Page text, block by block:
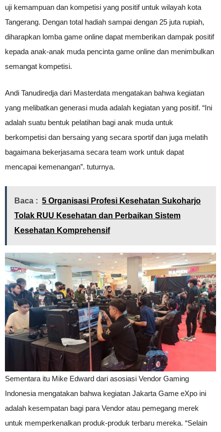
uji kemampuan dan kompetisi yang positif untuk wilayah kota
Tangerang. Dengan total hadiah sampai dengan 25 juta rupiah,
diharapkan lomba game online dapat memberikan dampak positif
kepada anak-anak muda pencinta game online dan menimbulkan
semangat kompetisi.
Andi Tanudiredja dari Masterdata mengatakan bahwa kegiatan
yang melibatkan generasi muda adalah kegiatan yang positif. “Ini
adalah suatu bentuk pelatihan bagi anak muda untuk
berkompetisi dan bersaing yang secara sportif dan juga melatih
bagaimana bekerjasama secara team work untuk dapat
mencapai kemenangan”. tuturnya.
Baca : 5 Organisasi Profesi Kesehatan Sukoharjo
Tolak RUU Kesehatan dan Perbaikan Sistem
Kesehatan Komprehensif
Sementara itu Mike Edward dari asosiasi Vendor Gaming
Indonesia mengatakan bahwa kegiatan Jakarta Game eXpo ini
adalah kesempatan bagi para Vendor atau pemegang merek
untuk memperkenalkan produk-produk terbaru mereka. “Selain